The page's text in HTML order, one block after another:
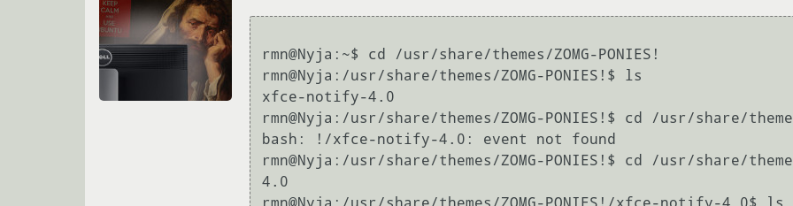
rmn@Nyja:~$ cd /usr/share/themes/ZOMG-PONIES!
rmn@Nyja:/usr/share/themes/ZOMG-PONIES!$ ls
xfce-notify-4.0
rmn@Nyja:/usr/share/themes/ZOMG-PONIES!$ cd /usr/share/
bash: !/xfce-notify-4.0: event not found
rmn@Nyja:/usr/share/themes/ZOMG-PONIES!$ cd /usr/share/
4.0